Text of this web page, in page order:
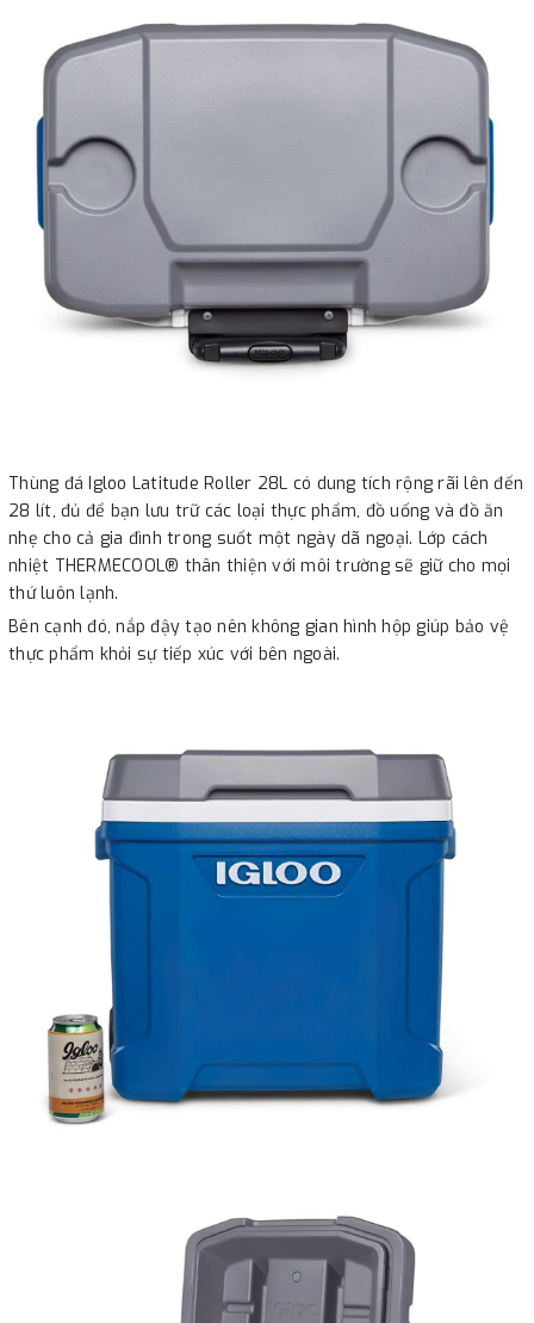
Thùng đá Igloo Latitude Roller 28L có dung tích rộng rãi lên đến
28 lít, đủ để bạn lưu trữ các loại thực phẩm, đồ uống và đồ ăn
nhẹ cho cả gia đình trong suốt một ngày dã ngoại. Lớp cách
nhiệt THERMECOOL® thân thiện với môi trường sẽ giữ cho mọi
thứ luôn lạnh.
Bên cạnh đó, nắp đậy tạo nên không gian hình hộp giúp bảo vệ
thực phẩm khỏi sự tiếp xúc với bên ngoài.